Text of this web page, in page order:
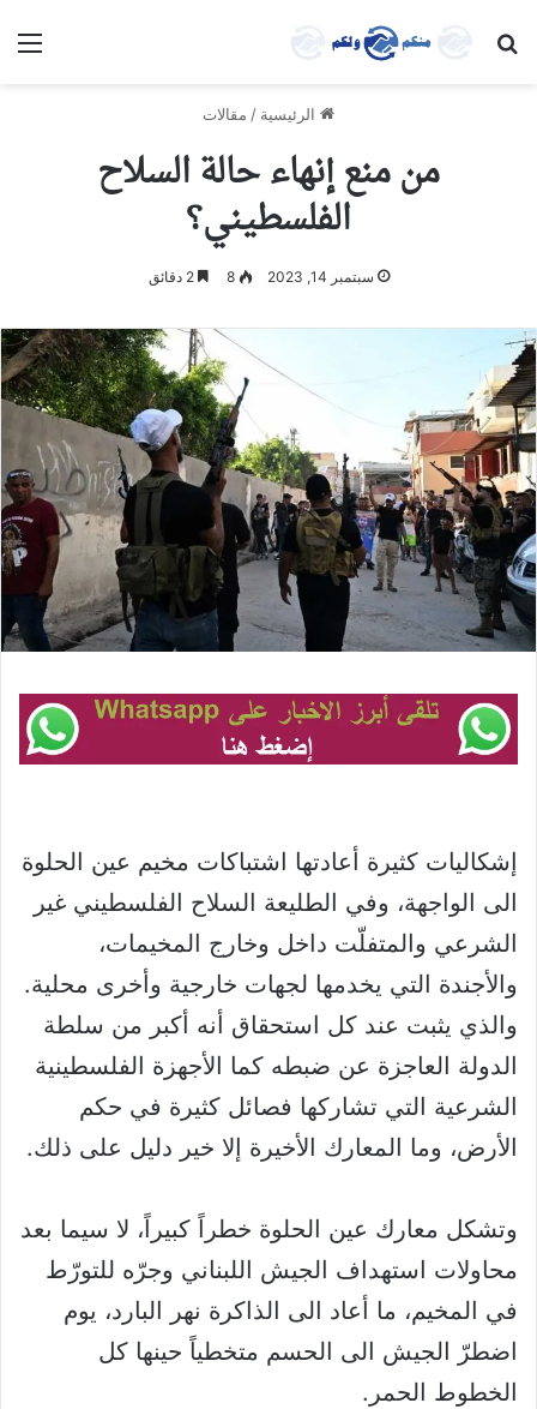
بحث عن
الرئيسية / مقالات
من منع إنهاء حالة السلاح
الفلسطيني؟
سبتمبر 14, 2023 8 2 دقائق
إشكاليات كثيرة أعادتها اشتباكات مخيم عين الحلوة
الى الواجهة، وفي الطليعة السلاح الفلسطيني غير
الشرعي والمتفلّت داخل وخارج المخيمات،
والأجندة التي يخدمها لجهات خارجية وأخرى محلية.
والذي يثبت عند كل استحقاق أنه أكبر من سلطة
الدولة العاجزة عن ضبطه كما الأجهزة الفلسطينية
الشرعية التي تشاركها فصائل كثيرة في حكم
الأرض، وما المعارك الأخيرة إلا خير دليل على ذلك.
وتشكل معارك عين الحلوة خطراً كبيراً، لا سيما بعد
محاولات استهداف الجيش اللبناني وجرّه للتورّط
في المخيم، ما أعاد الى الذاكرة نهر البارد، يوم
اضطرّ الجيش الى الحسم متخطياً حينها كل
الخطوط الحمر.